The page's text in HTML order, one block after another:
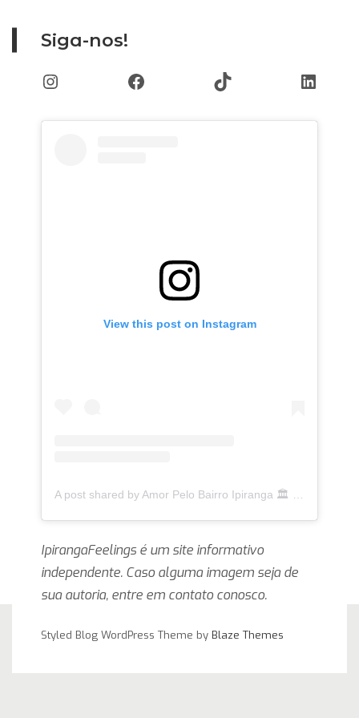
Siga-nos!
InstagramFacebook TikTok
View this post on Instagram
IpirangaFeelings é um site informativo
independente. Caso alguma imagem seja de
sua autoria, entre em contato conosco.
Styled Blog WordPress Theme by Blaze Themes